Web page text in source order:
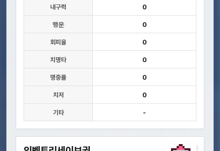
내구력 0
행운 0
회피율 0
치명타 0
명중률 0
치저 0
기타 -